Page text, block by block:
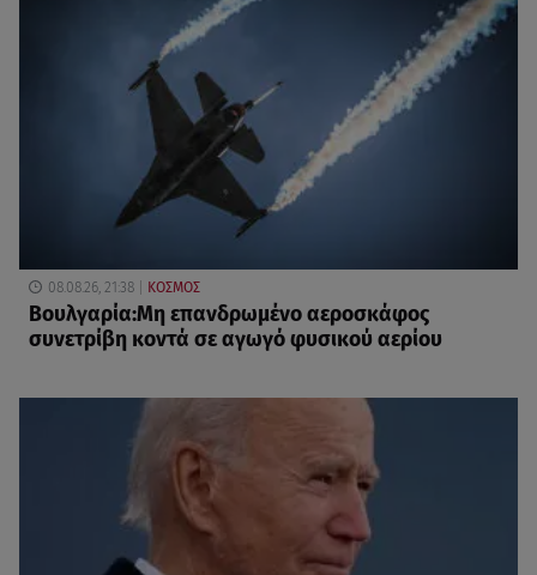
08.08.26, 21:38 ΚΟΣΜΟΣ
Βουλγαρία:Μη επανδρωμένο αεροσκάφος
συνετρίβη κοντά σε αγωγό φυσικού αερίου